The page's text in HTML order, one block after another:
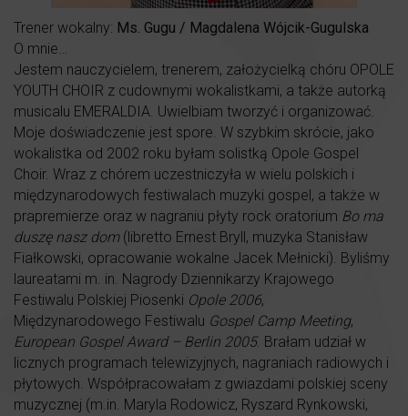
Trener wokalny: Ms. Gugu / Magdalena Wójcik-Gugulska
O mnie…
Jestem nauczycielem, trenerem, założycielką chóru OPOLE
YOUTH CHOIR z cudownymi wokalistkami, a także autorką
musicalu EMERALDIA. Uwielbiam tworzyć i organizować.
Moje doświadczenie jest spore. W szybkim skrócie, jako
wokalistka od 2002 roku byłam solistką Opole Gospel
Choir. Wraz z chórem uczestniczyła w wielu polskich i
międzynarodowych festiwalach muzyki gospel, a także w
prapremierze oraz w nagraniu płyty rock oratorium Bo ma
duszę nasz dom(libretto Ernest Bryll, muzyka Stanisław
Fiałkowski, opracowanie wokalne Jacek Mełnicki). Byliśmy
laureatami m. in. Nagrody Dziennikarzy Krajowego
Festiwalu Polskiej Piosenki Opole 2006,
Międzynarodowego Festiwalu Gospel Camp Meeting,
European Gospel Award – Berlin 2005. Brałam udział w
licznych programach telewizyjnych, nagraniach radiowych i
płytowych. Współpracowałam z gwiazdami polskiej sceny
muzycznej (m.in. Maryla Rodowicz, Ryszard Rynkowski,